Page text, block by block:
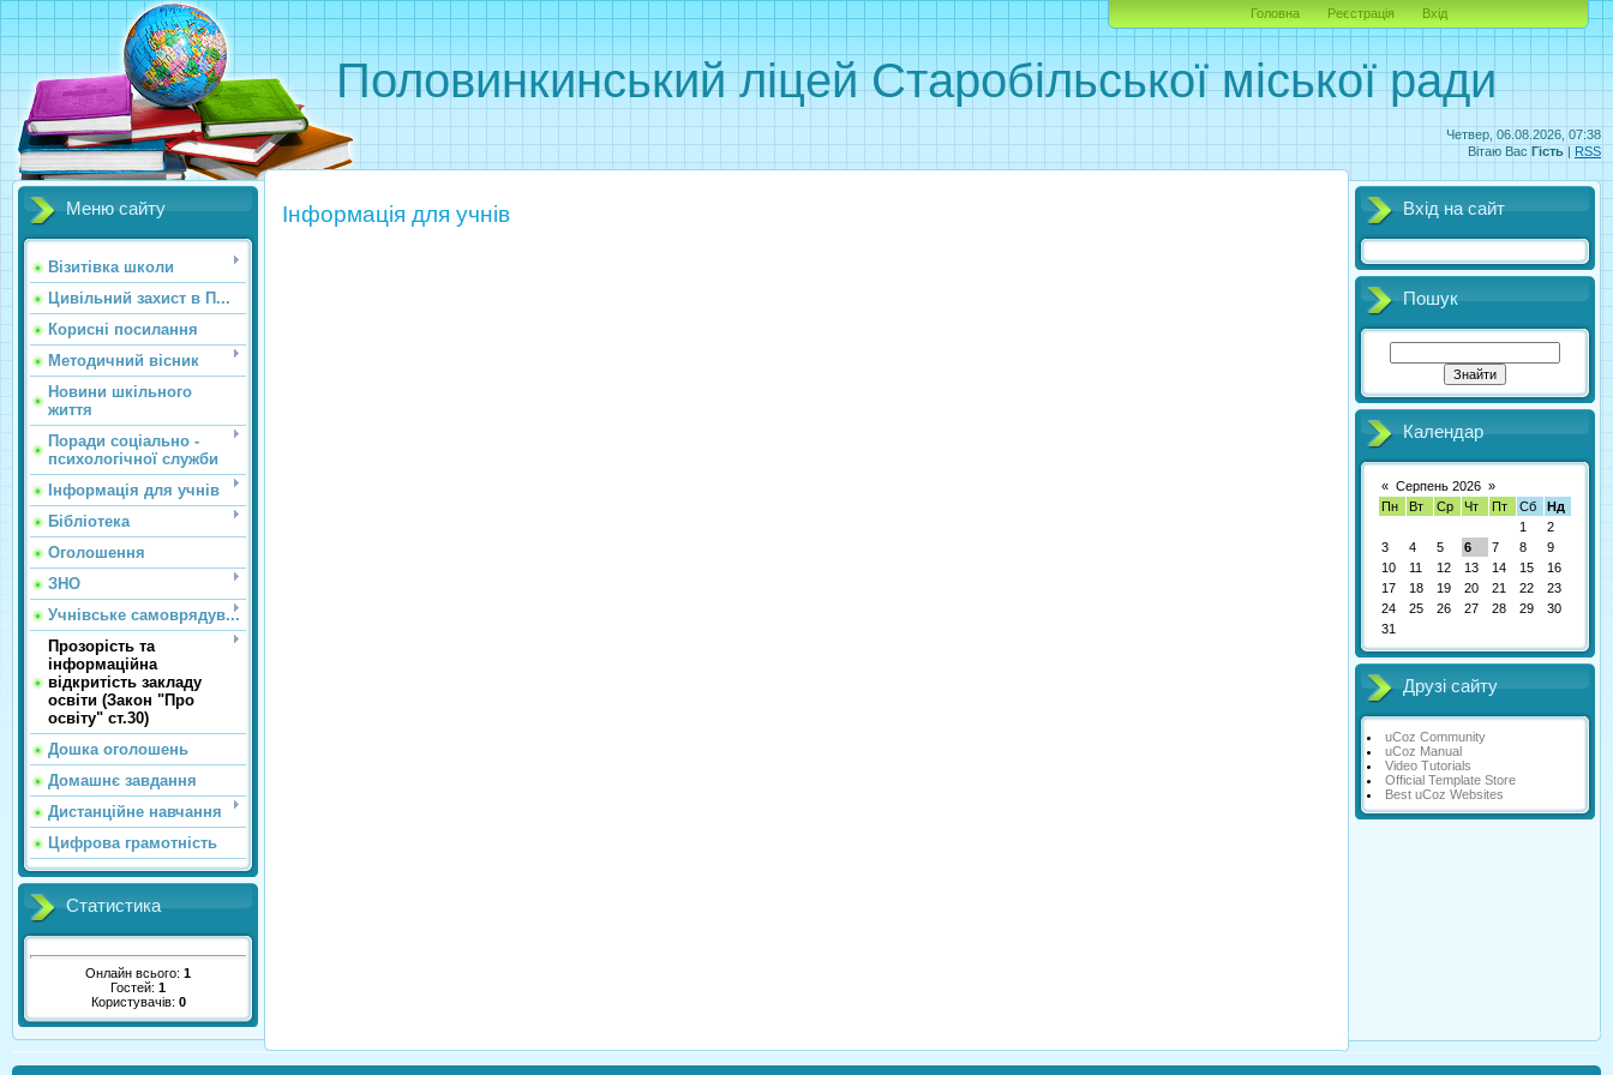
Четвер, 06.08.2026, 07:38
Вітаю Вас Гість | RSS
Половинкинський ліцей Старобільської міської ради
Головна Реєстрація Вхід
Меню сайту
Візитівка школи
Цивільний захист в П...
Корисні посилання
Методичний вісник
Новини шкільного
життя
Поради соціально -
психологічної служби
Інформація для учнів
Бібліотека
Оголошення
ЗНО
Учнівське самоврядув...
Прозорість та
інформаційна
відкритість закладу
освіти (Закон "Про
освіту" ст.30)
Дошка оголошень
Домашнє завдання
Дистанційне навчання
Цифрова грамотність
Статистика
Онлайн всього: 1
Гостей: 1
Користувачів: 0
Інформація для учнів Вхід на сайт
Пошук
Календар
« Серпень 2026 »
Пн
Вт Ср Чт Пт Сб
Нд
1
2
3
4 5 6 7 8
9
10
11 12 13 14 15
16
17
18 19 20 21 22
23
24
25 26 27 28 29
30
31
Друзі сайту
uCoz Community
uCoz Manual
Video Tutorials
Official Template Store
Best uCoz Websites